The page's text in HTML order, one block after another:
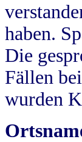
haben.
Die
Fällen
wurden